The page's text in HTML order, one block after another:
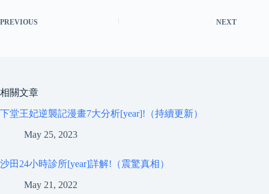
PREVIOUS NEXT
相關文章
下堂王妃逆襲記漫畫7大分析[year]!（持續更新）
May 25, 2023
沙田24小時診所[year]詳解!（震驚真相）
May 21, 2022